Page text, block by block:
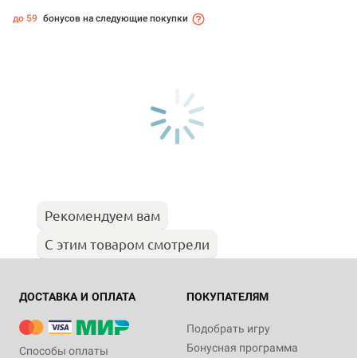
до 59 бонусов на следующие покупки
Рекомендуем вам
С этим товаром смотрели
ДОСТАВКА И ОПЛАТА
Способы оплаты
ПОКУПАТЕЛЯМ
Подобрать игру
Бонусная программа